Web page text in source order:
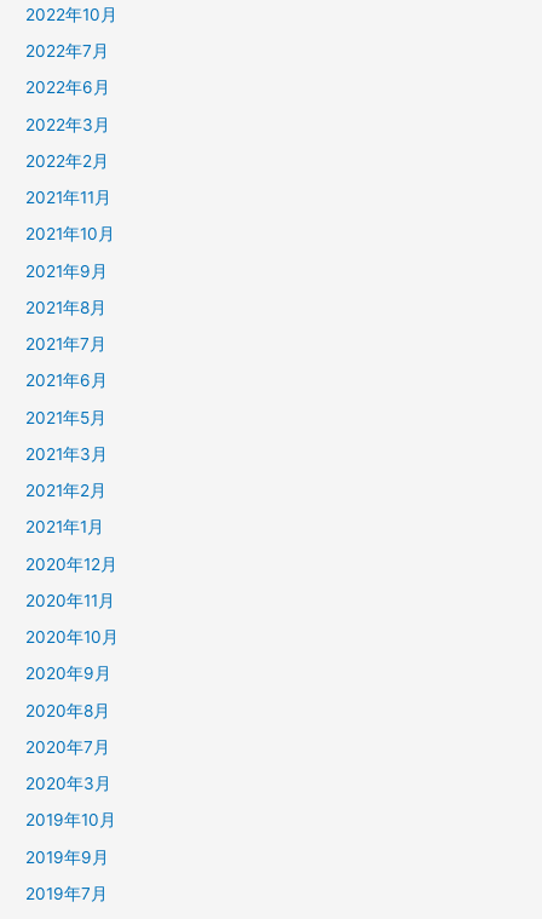
2022年10月
2022年7月
2022年6月
2022年3月
2022年2月
2021年11月
2021年10月
2021年9月
2021年8月
2021年7月
2021年6月
2021年5月
2021年3月
2021年2月
2021年1月
2020年12月
2020年11月
2020年10月
2020年9月
2020年8月
2020年7月
2020年3月
2019年10月
2019年9月
2019年7月